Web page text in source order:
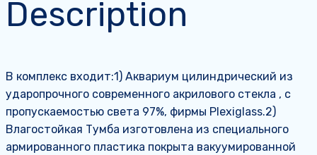
Description
В комплекс входит:1) Аквариум цилиндрический из
ударопрочного современного акрилового стекла , с
пропускаемостью света 97%, фирмы Plexiglass.2)
Влагостойкая Тумба изготовлена из специального
армированного пластика покрыта вакуумированной